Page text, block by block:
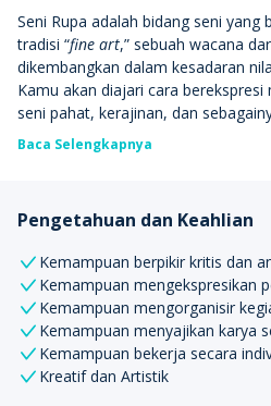
Seni Rupa adalah bidang seni yang
tradisi “fine art,” sebuah wacana
dikembangkan dalam kesadaran
Kamu akan diajari cara
seni pahat, kerajinan, dan
akan mempelajari sejarah seni,
Baca Selengkapnya
Pengetahuan dan Keahlian
Kemampuan berpikir kritis dan
Kemampuan mengekspresikan
Kemampuan mengorganisir
Kemampuan menyajikan karya
Kemampuan bekerja secara
Kreatif dan Artistik